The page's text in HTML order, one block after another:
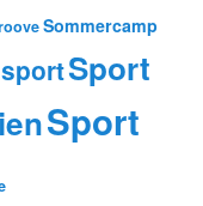
Sommercamp
sportSport
Sport